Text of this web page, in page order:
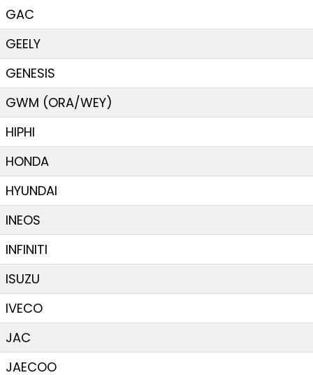
GAC
GEELY
GENESIS
GWM (ORA/WEY)
HIPHI
HONDA
HYUNDAI
INEOS
INFINITI
ISUZU
IVECO
JAC
JAECOO